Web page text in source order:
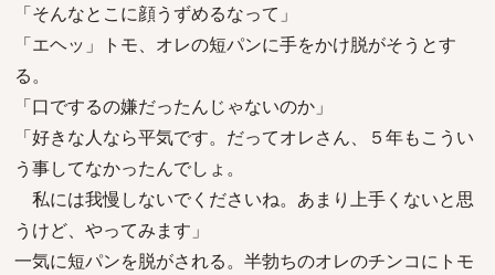
「そんなとこに顔うずめるなって」
「エヘッ」トモ、オレの短パンに手をかけ脱がそうとす
る。
「口でするの嫌だったんじゃないのか」
「好きな人なら平気です。だってオレさん、５年もこうい
う事してなかったんでしょ。
私には我慢しないでくださいね。あまり上手くないと思
うけど、やってみます」
一気に短パンを脱がされる。半勃ちのオレのチンコにトモ